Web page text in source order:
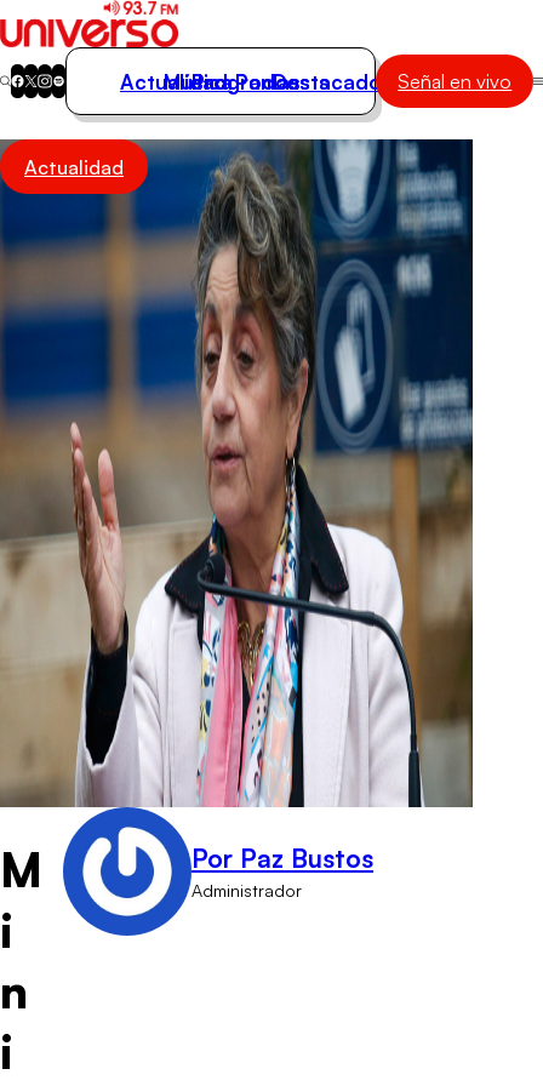
Actualidad
Música
Podcasts
Destacados
Actualidad
Música
Programas
Podcasts
Destacados Señal en vivo
Actualidad
M
i
n
i
Por Paz Bustos
Administrador